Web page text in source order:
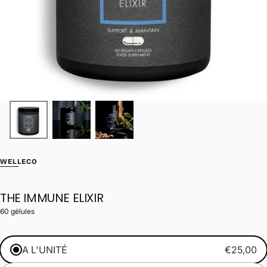
WELLECO
THE IMMUNE ELIXIR
60 gélules
A L'UNITÉ €25,00